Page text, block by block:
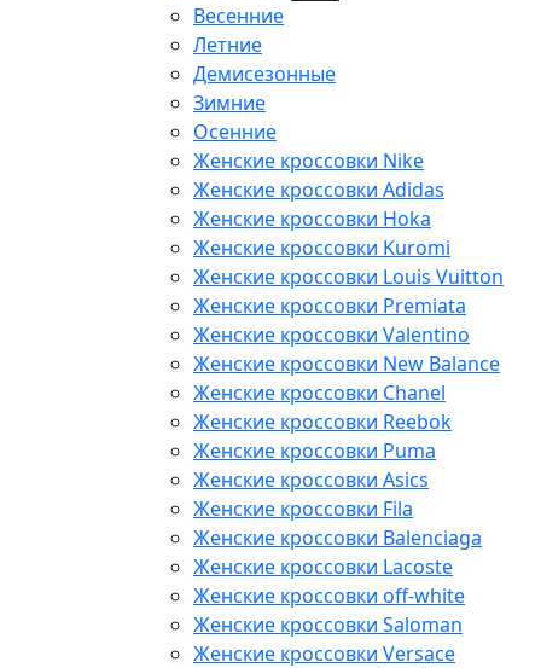
Весенние
Летние
Демисезонные
Зимние
Осенние
Женские кроссовки Nike
Женские кроссовки Adidas
Женские кроссовки Hoka
Женские кроссовки Kuromi
Женские кроссовки Louis Vuitton
Женские кроссовки Premiata
Женские кроссовки Valentino
Женские кроссовки New Balance
Женские кроссовки Chanel
Женские кроссовки Reebok
Женские кроссовки Puma
Женские кроссовки Asics
Женские кроссовки Fila
Женские кроссовки Balenciaga
Женские кроссовки Lacoste
Женские кроссовки off-white
Женские кроссовки Saloman
Женские кроссовки Versace